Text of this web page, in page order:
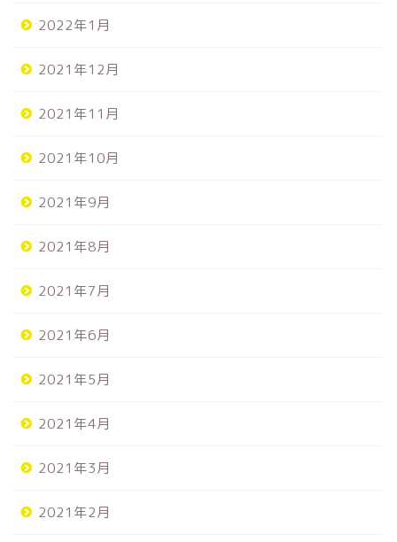
2022年1月
2021年12月
2021年11月
2021年10月
2021年9月
2021年8月
2021年7月
2021年6月
2021年5月
2021年4月
2021年3月
2021年2月